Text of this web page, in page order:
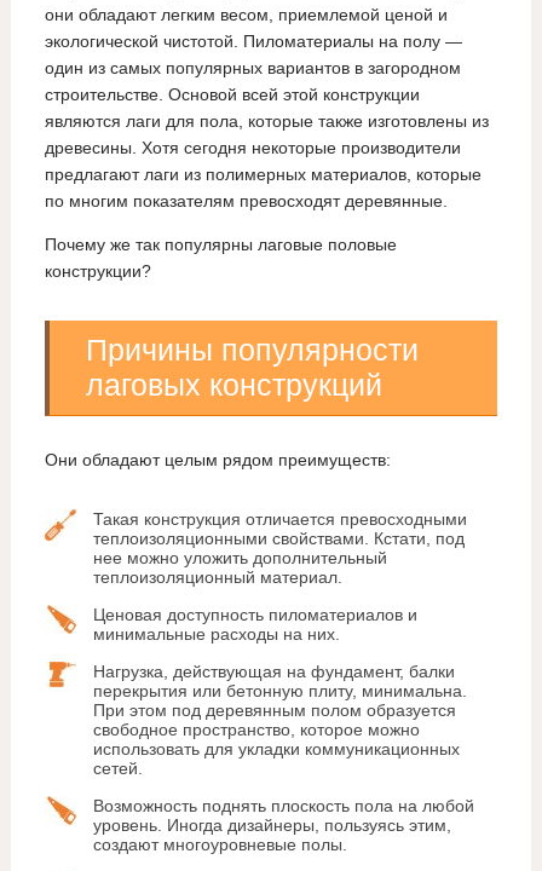
они обладают легким весом, приемлемой ценой и
экологической чистотой. Пиломатериалы на полу —
один из самых популярных вариантов в загородном
строительстве. Основой всей этой конструкции
являются лаги для пола, которые также изготовлены из
древесины. Хотя сегодня некоторые производители
предлагают лаги из полимерных материалов, которые
по многим показателям превосходят деревянные.
Почему же так популярны лаговые половые
конструкции?
Причины популярности
лаговых конструкций
Они обладают целым рядом преимуществ:
Такая конструкция отличается превосходными
теплоизоляционными свойствами. Кстати, под
нее можно уложить дополнительный
теплоизоляционный материал.
Ценовая доступность пиломатериалов и
минимальные расходы на них.
Нагрузка, действующая на фундамент, балки
перекрытия или бетонную плиту, минимальна.
При этом под деревянным полом образуется
свободное пространство, которое можно
использовать для укладки коммуникационных
сетей.
Возможность поднять плоскость пола на любой
уровень. Иногда дизайнеры, пользуясь этим,
создают многоуровневые полы.